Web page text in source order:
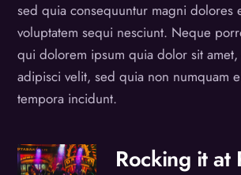
sed quia consequuntur magni dolores
voluptatem sequi nesciunt. Neque
qui dolorem ipsum quia dolor sit amet,
adipisci velit, sed quia non numquam
tempora incidunt.
Rocking it at